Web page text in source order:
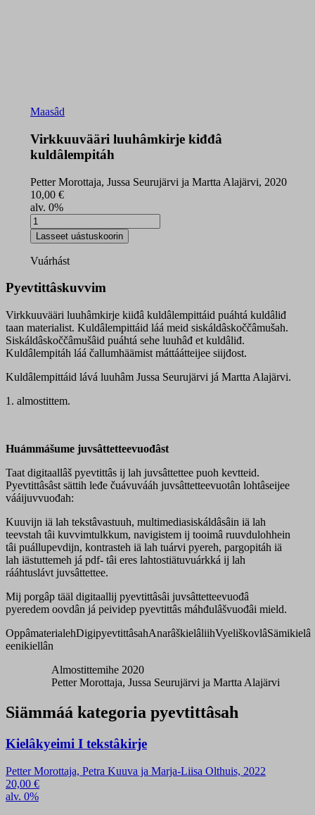
Maasâd
Virkkuuvääri luuhâmkirje kiđđâ
kuldâlempitáh
Petter Morottaja, Jussa Seurujärvi ja Martta Alajärvi, 2020
10,00 €
alv. 0%
Virkkuuvääri
luuhâmkirje
kiđđâ
kuldâlempitáh
Lasseet uástuskoorin
Vuárhást
Pyevtittâskuvvim
Virkkuuvääri luuhâmkirje kiiđâ kuldâlempittáid puáhtá kuldâliđ
taan materialist. Kuldâlempittáid láá meid siskáldâskoččâmušah.
Siskáldâskoččâmušâid puáhtá sehe luuhâđ et kuldâliđ.
Kuldâlempitáh láá čallumhäämist máttáátteijee siijđost.
Kuldâlempittáid lává luuhâm Jussa Seurujärvi já Martta Alajärvi.
1. almostittem.
Huámmášume juvsâttetteevuođâst
Taat digitaallâš pyevtittâs ij lah juvsâttettee puoh kevtteid.
Pyevtittâsâst sättih leđe čuávuvááh juvsâttetteevuotân lohtâseijee
vááijuvvuođah:
Kuuvijn iä lah tekstâvastuuh, multimediasiskáldâsâin iä lah
teevstah tâi kuvvimtulkkum, navigistem ij tooimâ ruuvdulohhein
tâi puállupevdijn, kontrasteh iä lah tuárvi pyereh, pargopitáh iä
lah iästuttemeh já pdf- tâi eres lahtostiätuvuárkká ij lah
rááhtuslávt juvsâttettee.
Mij porgâp tääl digitaallij pyevtittâsâi juvsâttetteevuođâ
pyeredem oovdân já peividep pyevtittâs máhđulâšvuođâi mield.
OppâmaterialehDigipyevtittâsahAnarâškielâliihVyeliškovlâSämikielâ
eenikiellân
Almostittemihe 2020
Petter Morottaja, Jussa Seurujärvi ja Martta Alajärvi
Siämmáá kategoria pyevtittâsah
Kielâkyeimi I tekstâkirje
Petter Morottaja, Petra Kuuva ja Marja-Liisa Olthuis, 2022
20,00 €
alv. 0%